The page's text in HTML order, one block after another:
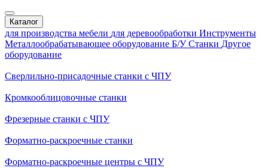
Каталог
для производства мебели для деревообработки Инструменты
Металлообрабатывающее оборудование Б/У Станки Другое
оборудование
Сверлильно-присадочные станки с ЧПУ
Кромкооблицовочные cтанки
Фрезерные станки с ЧПУ
Форматно-раскроечные станки
Форматно-раскроечные центры с ЧПУ